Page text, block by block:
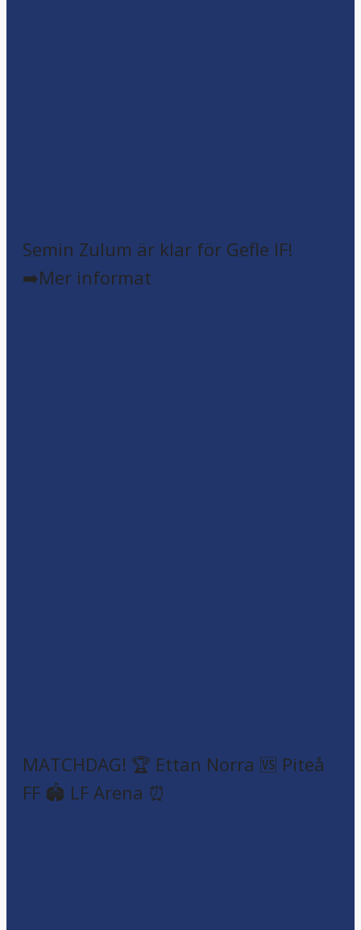
Semin Zulum är klar för Gefle IF!
➡️Mer informat
MATCHDAG! 🏆 Ettan Norra 🆚 Piteå
FF 🏟️ LF Arena ⏰